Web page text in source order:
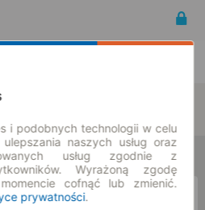
strony
i podobnych technologii w celu
naszych usług oraz
usług zgodnie z
Wyrażoną zgodę
cofnąć lub zmienić.
prywatności.